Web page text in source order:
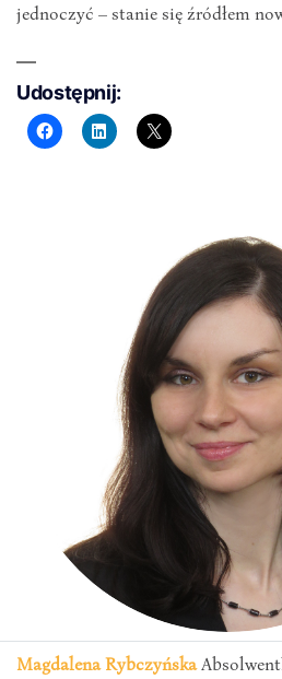
jednoczyć – stanie się źródłem
Udostępnij:
Magdalena Rybczyńska